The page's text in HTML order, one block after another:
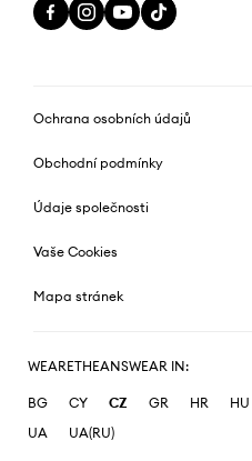
Ochrana osobních údajů
Obchodní podmínky
Údaje společnosti
Vaše Cookies
Mapa stránek
WEARETHEANSWEAR IN:
BG CY CZ GR HR HU
UA
UA(RU)